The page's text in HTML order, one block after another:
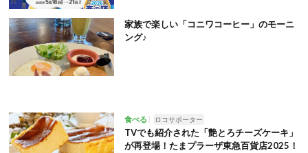
家族で楽しい「コニワコーヒー」のモーニ
ング♪
食べる ロコサポーター
TVでも紹介された「艶とろチーズケーキ」
が再登場！たまプラーザ東急百貨店2025！